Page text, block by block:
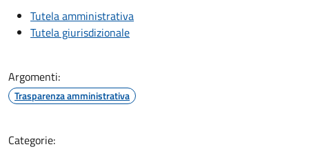
Tutela amministrativa
Tutela giurisdizionale
Argomenti:
Trasparenza amministrativa
Categorie: